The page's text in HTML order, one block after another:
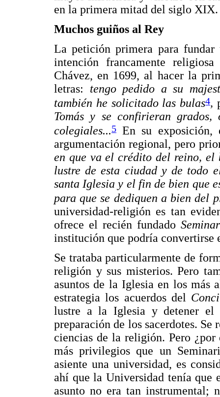
en la primera mitad del siglo XIX.
Muchos guiños al Rey
La petición primera para fundar
intención francamente
Chávez, en 1699, al hacer la
letras: tengo pedido a su
también he solicitado las bulas4,
Tomás y se confirieran grados,
colegiales...5 En su
argumentación regional, pero
en que va el crédito del reino, el
lustre de esta ciudad y de todo
santa Iglesia y el fin de bien que
para que se dediquen a bien del
universidad-religión es tan
ofrece el recién fundado
institución que podría convertirse
Se trataba particularmente de
religión y sus misterios. Pero
asuntos de la Iglesia en los más
estrategia los acuerdos del
lustre a la Iglesia y detener el
preparación de los sacerdotes.
ciencias de la religión. Pero ¿por
más privilegios que un
asiente una universidad, es
ahí que la Universidad tenía que
asunto no era tan instrumental;